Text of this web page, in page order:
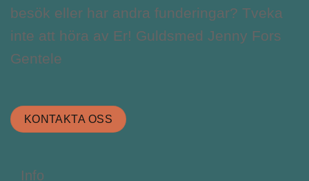
besök eller har andra funderingar? Tveka
inte att höra av Er! Guldsmed Jenny Fors
Gentele
KONTAKTA OSS
Info